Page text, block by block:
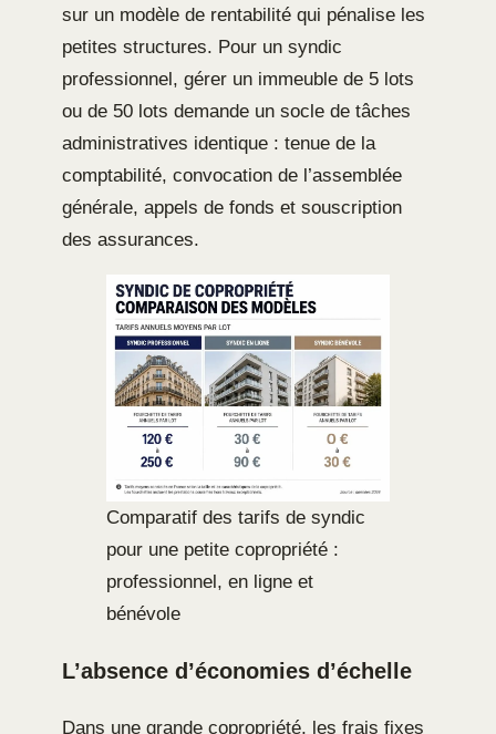
sur un modèle de rentabilité qui pénalise les
petites structures. Pour un syndic
professionnel, gérer un immeuble de 5 lots
ou de 50 lots demande un socle de tâches
administratives identique : tenue de la
comptabilité, convocation de l’assemblée
générale, appels de fonds et souscription
des assurances.
Comparatif des tarifs de syndic
pour une petite copropriété :
professionnel, en ligne et
bénévole
L’absence d’économies d’échelle
Dans une grande copropriété, les frais fixes